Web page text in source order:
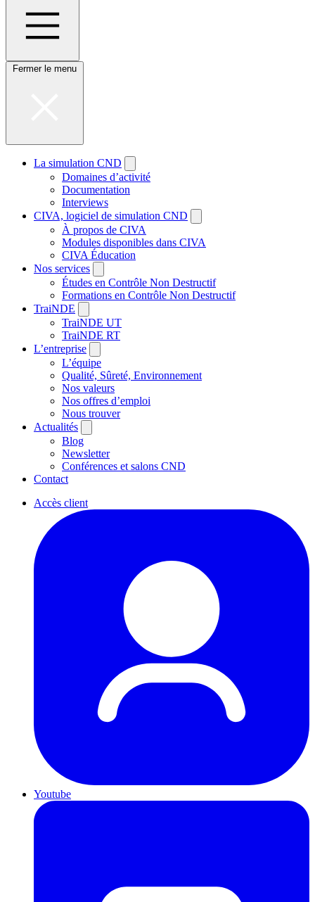
Fermer le menu
La simulation CND
Domaines d’activité
Documentation
Interviews
CIVA, logiciel de simulation CND
À propos de CIVA
Modules disponibles dans CIVA
CIVA Éducation
Nos services
Études en Contrôle Non Destructif
Formations en Contrôle Non Destructif
TraiNDE
TraiNDE UT
TraiNDE RT
L’entreprise
L’équipe
Qualité, Sûreté, Environnement
Nos valeurs
Nos offres d’emploi
Nous trouver
Actualités
Blog
Newsletter
Conférences et salons CND
Contact
Accès client
Youtube